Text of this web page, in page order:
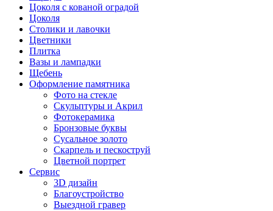
Цоколя с кованой оградой
Цоколя
Столики и лавочки
Цветники
Плитка
Вазы и лампадки
Щебень
Оформление памятника
Фото на стекле
Скульптуры и Акрил
Фотокерамика
Бронзовые буквы
Сусальное золото
Скарпель и пескоструй
Цветной портрет
Сервис
3D дизайн
Благоустройство
Выездной гравер